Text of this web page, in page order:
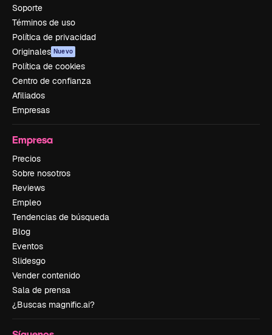
Soporte
Términos de uso
Política de privacidad
Originales Nuevo
Política de cookies
Centro de confianza
Afiliados
Empresas
Empresa
Precios
Sobre nosotros
Reviews
Empleo
Tendencias de búsqueda
Blog
Eventos
Slidesgo
Vender contenido
Sala de prensa
¿Buscas magnific.ai?